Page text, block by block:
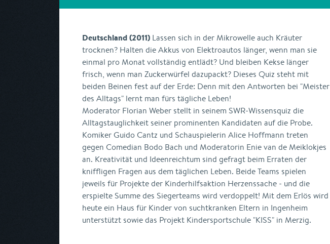
Deutschland (2011) Lassen sich in der Mikrowelle auch Kräuter
trocknen? Halten die Akkus von Elektroautos länger, wenn man sie
einmal pro Monat vollständig entlädt? Und bleiben Kekse länger
frisch, wenn man Zuckerwürfel dazupackt? Dieses Quiz steht mit
beiden Beinen fest auf der Erde: Denn mit den Antworten bei "Meister
des Alltags" lernt man fürs tägliche Leben!
Moderator Florian Weber stellt in seinem SWR-Wissensquiz die
Alltagstauglichkeit seiner prominenten Kandidaten auf die Probe.
Komiker Guido Cantz und Schauspielerin Alice Hoffmann treten
gegen Comedian Bodo Bach und Moderatorin Enie van de Meiklokjes
an. Kreativität und Ideenreichtum sind gefragt beim Erraten der
kniffligen Fragen aus dem täglichen Leben. Beide Teams spielen
jeweils für Projekte der Kinderhilfsaktion Herzenssache - und die
erspielte Summe des Siegerteams wird verdoppelt! Mit dem Erlös wird
heute ein Haus für Kinder von suchtkranken Eltern in Ingenheim
unterstützt sowie das Projekt Kindersportschule "KISS" in Merzig.